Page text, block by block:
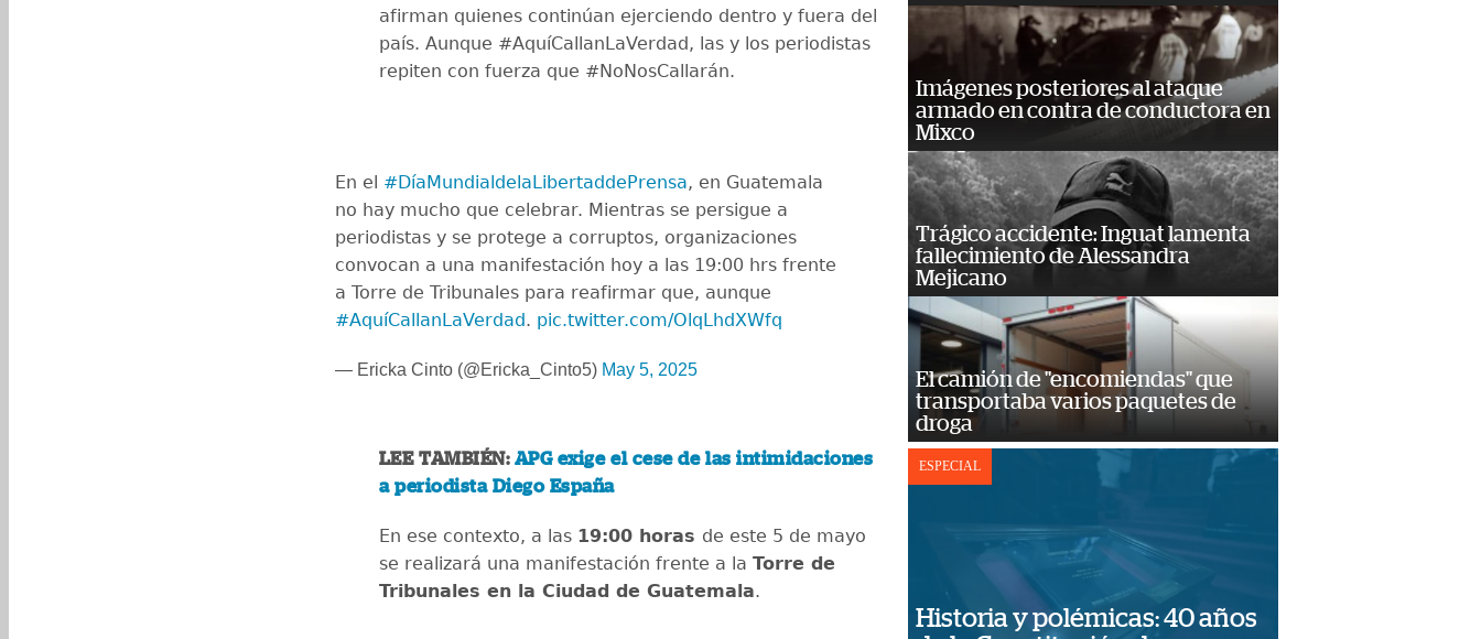
afirman quienes continúan ejerciendo dentro y fuera del
país. Aunque #AquíCallanLaVerdad, las y los periodistas
repiten con fuerza que #NoNosCallarán.
En el #DíaMundialdelaLibertaddePrensa, en Guatemala
no hay mucho que celebrar. Mientras se persigue a
periodistas y se protege a corruptos, organizaciones
convocan a una manifestación hoy a las 19:00 hrs frente
a Torre de Tribunales para reafirmar que, aunque
#AquíCallanLaVerdad. pic.twitter.com/OlqLhdXWfq
— Ericka Cinto (@Ericka_Cinto5) May 5, 2025
LEE TAMBIÉN: APG exige el cese de las intimidaciones
a periodista Diego España
En ese contexto, a las 19:00 horas de este 5 de mayo
se realizará una manifestación frente a la Torre de
Tribunales en la Ciudad de Guatemala.
Imágenes posteriores al ataque
armado en contra de conductora en
Mixco
Trágico accidente: Inguat lamenta
fallecimiento de Alessandra
Mejicano
El camión de "encomiendas" que
transportaba varios paquetes de
droga
ESPECIAL
Historia y polémicas: 40 años